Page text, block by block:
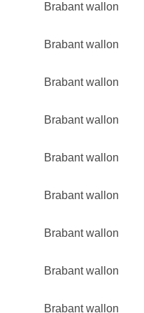
Brabant wallon
Brabant wallon
Brabant wallon
Brabant wallon
Brabant wallon
Brabant wallon
Brabant wallon
Brabant wallon
Brabant wallon